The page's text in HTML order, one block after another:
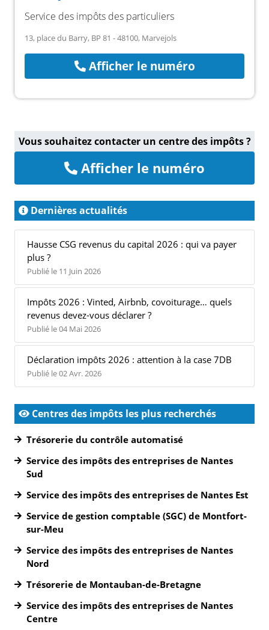
Service des impôts des particuliers
13, place du Barry, BP 81 - 48100, Marvejols
Afficher le numéro
Vous souhaitez contacter un centre des impôts ?
Afficher le numéro
Dernières actualités
Hausse CSG revenus du capital 2026 : qui va payer
plus ?
Publié le 11 Juin 2026
Impôts 2026 : Vinted, Airbnb, covoiturage… quels
revenus devez-vous déclarer ?
Publié le 04 Mai 2026
Déclaration impôts 2026 : attention à la case 7DB
Publié le 02 Avr. 2026
Centres des impôts les plus recherchés
Trésorerie du contrôle automatisé
Service des impôts des entreprises de Nantes
Sud
Service des impôts des entreprises de Nantes Est
Service de gestion comptable (SGC) de Montfort-
sur-Meu
Service des impôts des entreprises de Nantes
Nord
Trésorerie de Montauban-de-Bretagne
Service des impôts des entreprises de Nantes
Centre